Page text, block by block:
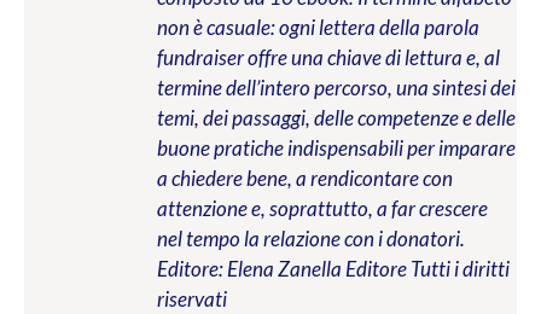
non è casuale: ogni lettera della parola
fundraiser offre una chiave di lettura e, al
termine dell’intero percorso, una sintesi dei
temi, dei passaggi, delle competenze e delle
buone pratiche indispensabili per imparare
a chiedere bene, a rendicontare con
attenzione e, soprattutto, a far crescere
nel tempo la relazione con i donatori.
Editore: Elena Zanella EditoreTutti i diritti
riservati